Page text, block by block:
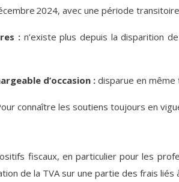
2024, avec une période
: n’existe plus depuis la disparition
d’occasion : disparue en
connaître les soutiens toujours en
fiscaux, en particulier pour les
de la TVA sur une partie des frais liés